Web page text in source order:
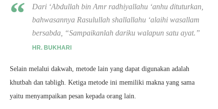
Dari ‘Abdullah bin Amr radhiyallahu ‘anhu dituturkan,
bahwasannya Rasulullah shallallahu ‘alaihi wasallam
bersabda, “Sampaikanlah dariku walapun satu ayat.”
HR. BUKHARI
Selain melalui dakwah, metode lain yang dapat digunakan adalah
khutbah dan tabligh. Ketiga metode ini memiliki makna yang sama
yaitu menyampaikan pesan kepada orang lain.